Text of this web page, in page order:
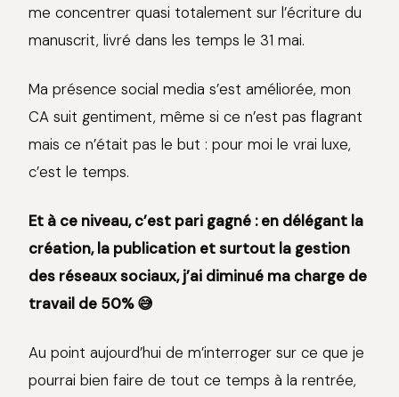
me concentrer quasi totalement sur l’écriture du
manuscrit, livré dans les temps le 31 mai.
Ma présence social media s’est améliorée, mon
CA suit gentiment, même si ce n’est pas flagrant
mais ce n’était pas le but : pour moi le vrai luxe,
c’est le temps.
Et à ce niveau, c’est pari gagné : en délégant la
création, la publication et surtout la gestion
des réseaux sociaux, j’ai diminué ma charge de
travail de 50% 😅
Au point aujourd’hui de m’interroger sur ce que je
pourrai bien faire de tout ce temps à la rentrée,